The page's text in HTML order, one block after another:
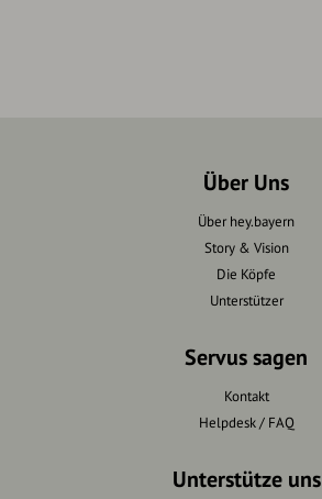
Über Uns
Über hey.bayern
Story & Vision
Die Köpfe
Unterstützer
Servus sagen
Kontakt
Helpdesk / FAQ
Unterstütze uns